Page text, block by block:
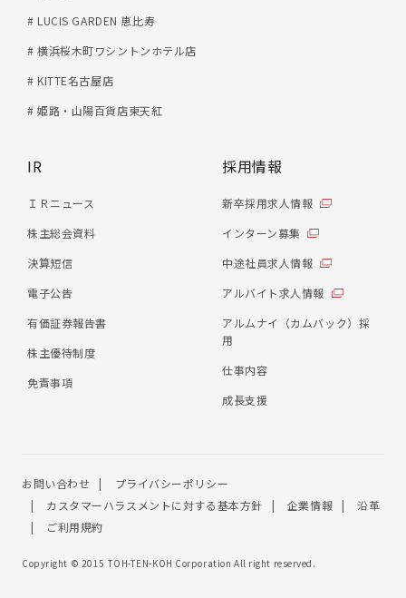
# LUCIS GARDEN 恵比寿
# 横浜桜木町ワシントンホテル店
# KITTE名古屋店
# 姫路・山陽百貨店東天紅
採用情報
新卒採用求人情報
インターン募集
中途社員求人情報
アルバイト求人情報
アルムナイ（カムバック）採
用
仕事内容
成長支援
IR
ＩＲニュース
株主総会資料
決算短信
電子公告
有価証券報告書
株主優待制度
免責事項
お問い合わせ
プライバシーポリシー
カスタマーハラスメントに対する基本方針
企業情報
沿革
ご利用規約
Copyright © 2015 TOH-TEN-KOH Corporation All right reserved.